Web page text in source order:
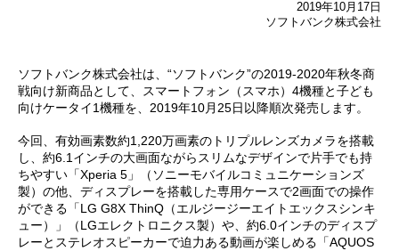
2019年10月17日
ソフトバンク株式会社
ソフトバンク株式会社は、“ソフトバンク”の2019-2020年秋冬商
戦向け新商品として、スマートフォン（スマホ）4機種と子ども
向けケータイ1機種を、2019年10月25日以降順次発売します。
今回、有効画素数約1,220万画素のトリプルレンズカメラを搭載
し、約6.1インチの大画面ながらスリムなデザインで片手でも持
ちやすい「Xperia 5」（ソニーモバイルコミュニケーションズ
製）の他、ディスプレーを搭載した専用ケースで2画面での操作
ができる「LG G8X ThinQ（エルジージーエイトエックスシンキ
ュー）」（LGエレクトロニクス製）や、約6.0インチのディスプ
レーとステレオスピーカーで迫力ある動画が楽しめる「AQUOS